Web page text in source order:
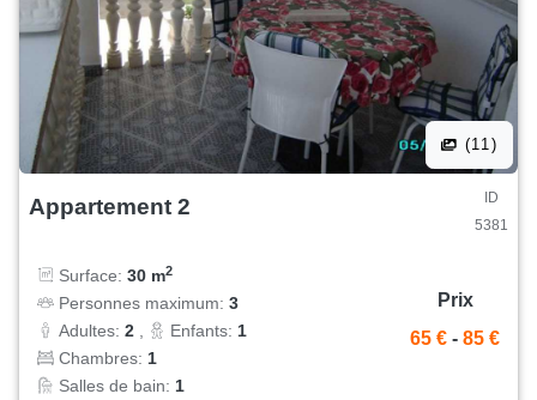
(11)
Appartement 2
ID
5381
Surface: 30 m2
Personnes maximum: 3
Adultes: 2 , Enfants: 1
Chambres: 1
Salles de bain: 1
Prix
65 € - 85 €